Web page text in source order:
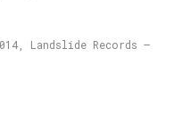
Landslide Records –